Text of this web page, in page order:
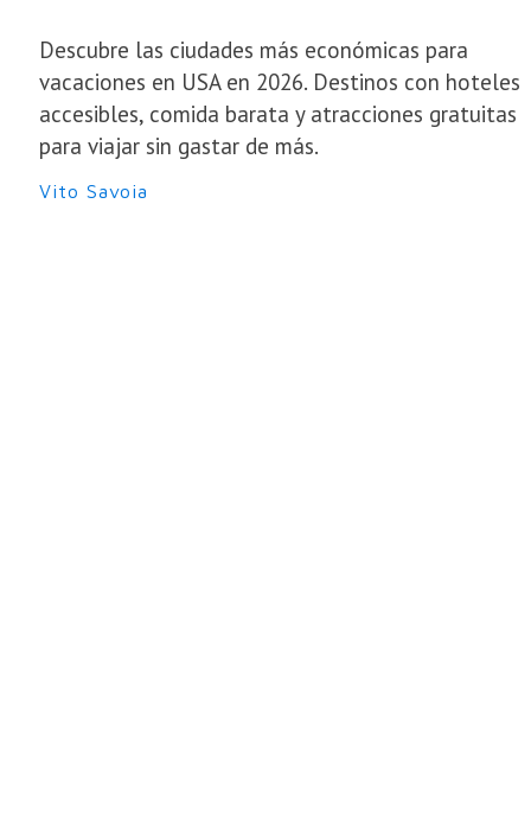
Descubre las ciudades más económicas para
vacaciones en USA en 2026. Destinos con hoteles
accesibles, comida barata y atracciones gratuitas
para viajar sin gastar de más.
Vito Savoia